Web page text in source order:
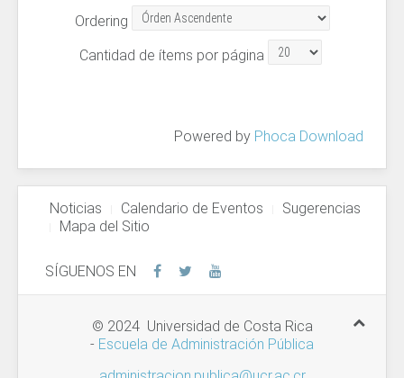
Ordering
Cantidad de ítems por página
Powered by Phoca Download
Noticias Calendario de Eventos
Sugerencias
Mapa del Sitio
SÍGUENOS EN
© 2024 Universidad de Costa Rica
- Escuela de Administración Pública